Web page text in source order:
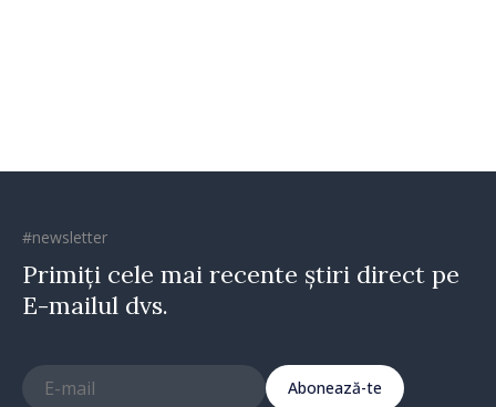
#newsletter
Primiți cele mai recente știri direct pe
E-mailul dvs.
Abonează-te